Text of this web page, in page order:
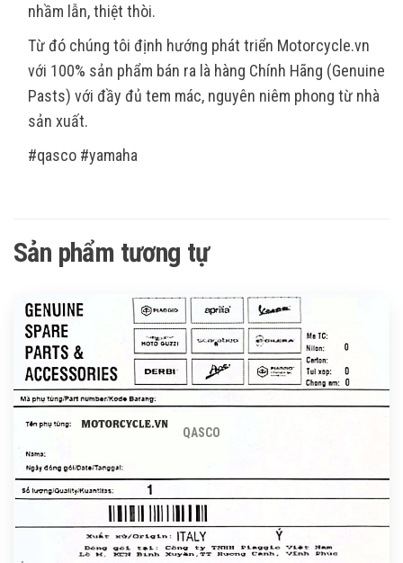
nhầm lẫn, thiệt thòi.
Từ đó chúng tôi định hướng phát triển Motorcycle.vn
với 100% sản phẩm bán ra là hàng Chính Hãng (Genuine
Pasts) với đầy đủ tem mác, nguyên niêm phong từ nhà
sản xuất.
#qasco #yamaha
Sản phẩm tương tự
QASCO